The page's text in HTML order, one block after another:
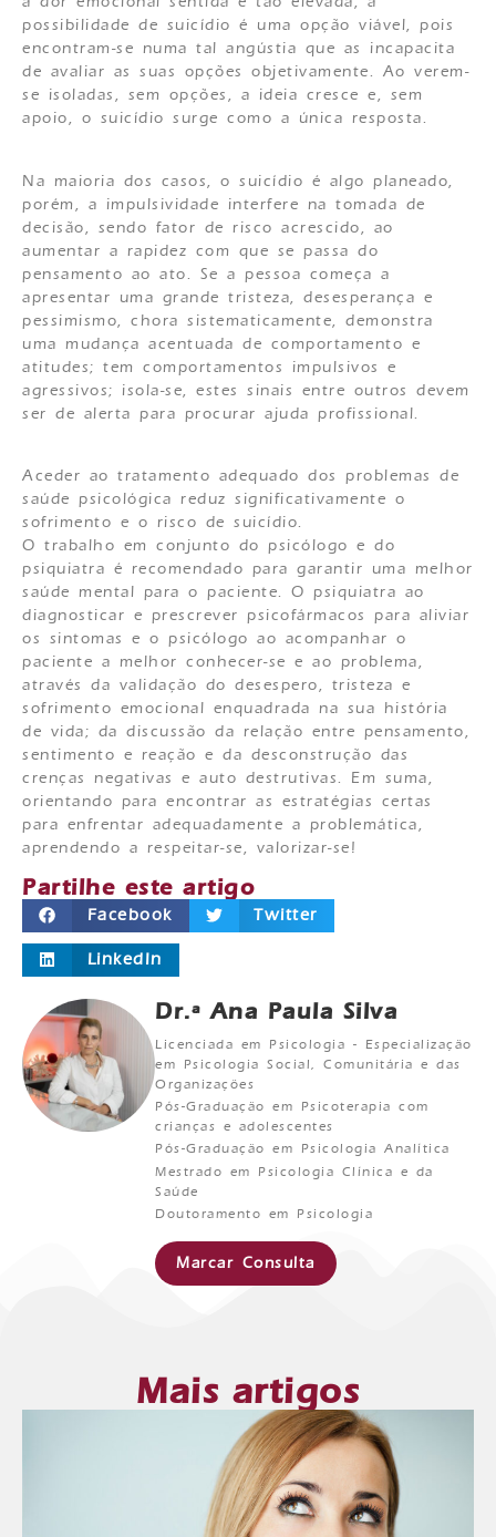
possibilidade de suicídio é uma opção viável, pois
encontram-se numa tal angústia que as incapacita
de avaliar as suas opções objetivamente. Ao verem-
se isoladas, sem opções, a ideia cresce e, sem
apoio, o suicídio surge como a única resposta.
Na maioria dos casos, o suicídio é algo planeado,
porém, a impulsividade interfere na tomada de
decisão, sendo fator de risco acrescido, ao
aumentar a rapidez com que se passa do
pensamento ao ato. Se a pessoa começa a
apresentar uma grande tristeza, desesperança e
pessimismo, chora sistematicamente, demonstra
uma mudança acentuada de comportamento e
atitudes; tem comportamentos impulsivos e
agressivos; isola-se, estes sinais entre outros devem
ser de alerta para procurar ajuda profissional.
Aceder ao tratamento adequado dos problemas de
saúde psicológica reduz significativamente o
sofrimento e o risco de suicídio.
O trabalho em conjunto do psicólogo e do
psiquiatra é recomendado para garantir uma melhor
saúde mental para o paciente. O psiquiatra ao
diagnosticar e prescrever psicofármacos para aliviar
os sintomas e o psicólogo ao acompanhar o
paciente a melhor conhecer-se e ao problema,
através da validação do desespero, tristeza e
sofrimento emocional enquadrada na sua história
de vida; da discussão da relação entre pensamento,
sentimento e reação e da desconstrução das
crenças negativas e auto destrutivas. Em suma,
orientando para encontrar as estratégias certas
para enfrentar adequadamente a problemática,
aprendendo a respeitar-se, valorizar-se!
Partilhe este artigo
Facebook Twitter
LinkedIn
Dr.ª Ana Paula Silva
Licenciada em Psicologia - Especialização
em Psicologia Social, Comunitária e das
Organizações
Pós-Graduação em Psicoterapia com
crianças e adolescentes
Pós-Graduação em Psicologia Analítica
Mestrado em Psicologia Clínica e da
Saúde
Doutoramento em Psicologia
Marcar Consulta
Mais artigos